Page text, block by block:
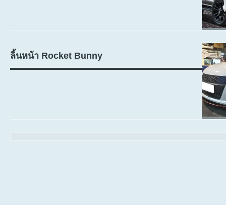
ลิ้นหน้า Rocket Bunny